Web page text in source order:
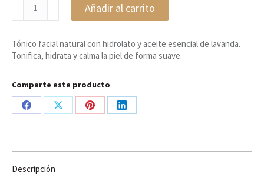
de
Ecoeko
cantidad
Añadir al carrito
Tónico facial natural con hidrolato y aceite esencial de lavanda.
Tonifica, hidrata y calma la piel de forma suave.
Comparte este producto
Share
Share
Share
Share
Descripción